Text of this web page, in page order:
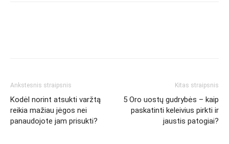
Ankstesnis straipsnis
Kodėl norint atsukti varžtą
reikia mažiau jėgos nei
panaudojote jam prisukti?
Kitas straipsnis
5 Oro uostų gudrybės – kaip
paskatinti keleivius pirkti ir
jaustis patogiai?